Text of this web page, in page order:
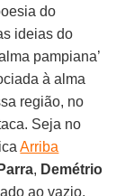
do
ideias do
pampiana’
à alma
região, no
Seja no
Arriba
, Demétrio
ao vazio,